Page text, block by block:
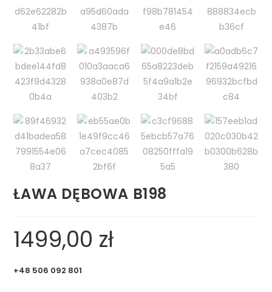
ŁAWA DĘBOWA B198
1499,00 zł
+48 506 092 801